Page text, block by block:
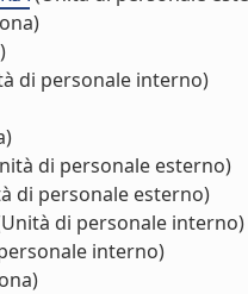
di personale interno)
di personale esterno)
di personale esterno)
di personale interno)
interno)